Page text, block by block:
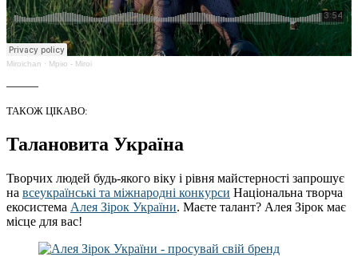
Miroichan · Мрію - Miroi
ТАКОЖ ЦІКАВО:
Талановита Україна
Творчих людей будь-якого віку і рівня майстерності запрошує
на всеукраїнські та міжнародні конкурси Національна творча
екосистема Алея Зірок України. Маєте талант? Алея Зірок має
місце для вас!